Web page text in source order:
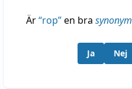
Är“rop”en bra synonym
Ja Nej